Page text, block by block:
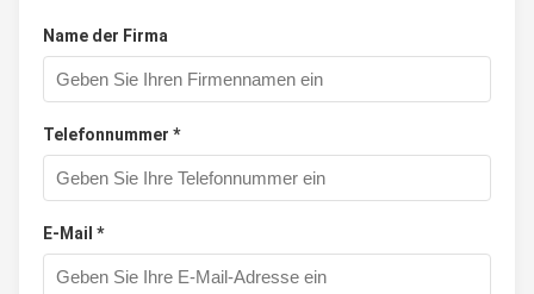
Name der Firma
Telefonnummer *
E-Mail *